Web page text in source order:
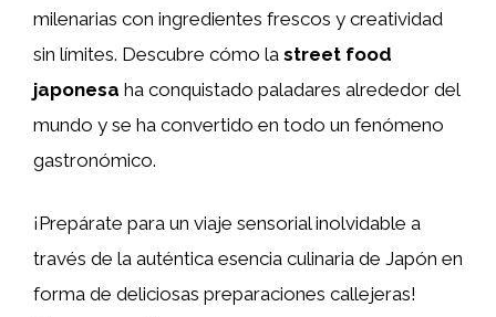
milenarias con ingredientes frescos y creatividad
sin límites. Descubre cómo la street food
japonesa ha conquistado paladares alrededor del
mundo y se ha convertido en todo un fenómeno
gastronómico.
¡Prepárate para un viaje sensorial inolvidable a
través de la auténtica esencia culinaria de Japón en
forma de deliciosas preparaciones callejeras!